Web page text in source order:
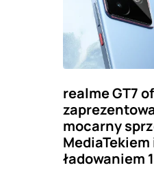
realme GT7
mocarny
ładowaniem